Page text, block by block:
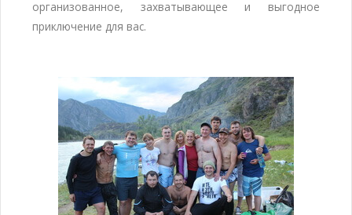
организованное, захватывающее и выгодное
приключение для вас.